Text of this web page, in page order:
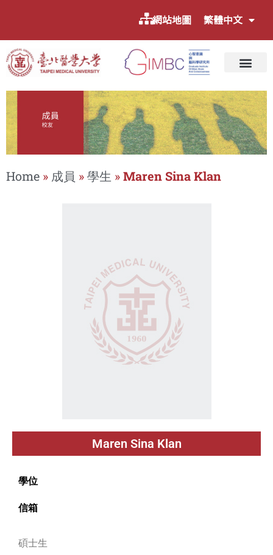
網站地圖 繁體中文
Home » 成員 »學生 »Maren Sina Klan
Maren Sina Klan
學位
信箱
碩士生